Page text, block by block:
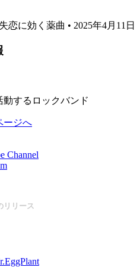
恋に効く薬曲 • 2025年4月11日
動するロックバンド
ージへ
リリース